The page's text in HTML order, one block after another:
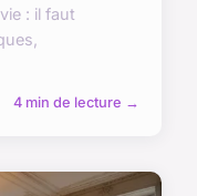
: il faut
4 min de lecture →